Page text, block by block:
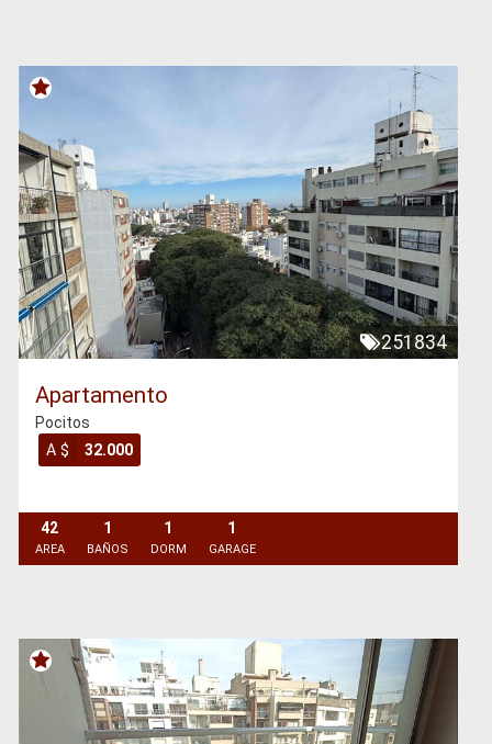
251834
Apartamento
Pocitos
A $
32.000
42
AREA
1
BAÑOS
1
DORM
1
GARAGE